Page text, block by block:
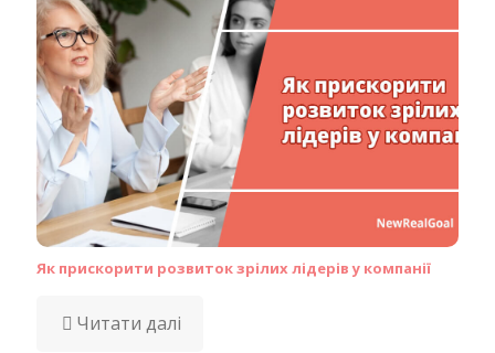
Як прискорити розвиток зрілих лідерів у компанії
Читати далі